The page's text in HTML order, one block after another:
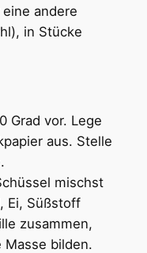
andere
in Stücke
Grad vor. Lege
aus. Stelle
mischst
Ei, Süßstoff
zusammen,
Masse bilden.